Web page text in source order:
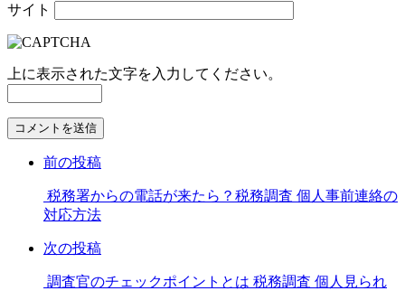
サイト
上に表示された文字を入力してください。
コ
す
前の投稿
税務署からの電話が来たら？税務調査 個人事前連絡の
対応方法
次の投稿
調査官のチェックポイントとは 税務調査 個人見られ